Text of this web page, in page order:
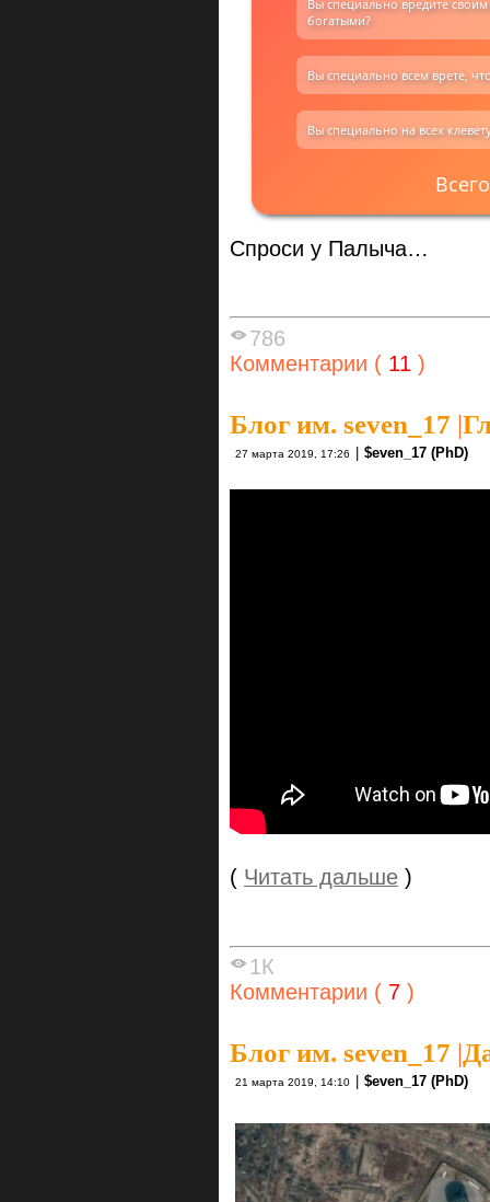
Вы специально вредите
богатыми?
Вы специально всем врете,
Вы специально на всех
Спроси у Палыча…
786
Комментарии ( 11 )
Блог им. seven_17 |
27 марта 2019, 17:26 $even_17 (PhD)
( Читать дальше )
1К
Комментарии ( 7 )
Блог им. seven_17 |
21 марта 2019, 14:10 $even_17 (PhD)